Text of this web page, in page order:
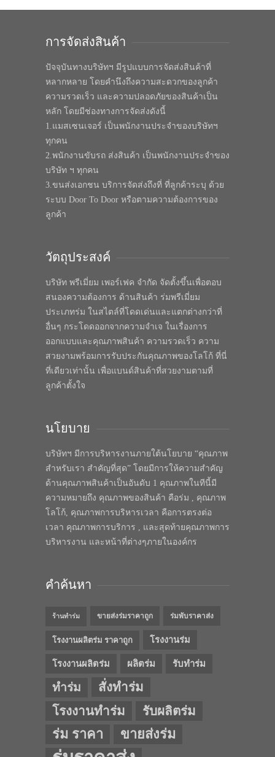
การจัดส่งสินค้า
ปัจจุบันทางบริษัทฯ มีรูปแบบการจัดส่งสินค้าที่
หลากหลาย โดยคำนึงถึงความสะดวกของลูกค้า
ความรวดเร็ว และความปลอดภัยของสินค้าเป็น
หลัก โดยมีช่องทางการจัดส่งดังนี้
1.แมสเซนเจอร์ เป็นพนักงานประจำของบริษัทฯ
ทุกคน
2.พนักงานขับรถ ส่งสินค้า เป็นพนักงานประจำของ
บริษัท ฯ ทุกคน
3.ขนส่งเอกชน บริการจัดส่งถึงที่ ที่ลูกค้าระบุ ด้วย
ระบบ Door To Door หรือตามความต้องการของ
ลูกค้า
วัตถุประสงค์
บริษัท พรีเมี่ยม เพอร์เฟค จำกัด จัดตั้งขึ้นเพื่อตอบ
สนองความต้องการ ด้านสินค้า ร่มพรีเมี่ยม
ประเภทร่ม ในสไตล์ที่โดดเด่นและแตกต่างกว่าที่
อื่นๆ กระโดดออกจากความจำเจ ในเรื่องการ
ออกแบบและคุณภาพสินค้า ความรวดเร็ว ความ
สวยงามพร้อมการรับประกันคุณภาพของโลโก้ ที่นี่
ที่เดียวเท่านั้น เพื่อแบนด์สินค้าที่สวยงามตามที่
ลูกค้าตั้งใจ
นโยบาย
บริษัทฯ มีการบริหารงานภายใต้นโยบาย “คุณภาพ
สำหรับเรา สำคัญที่สุด” โดยมีการให้ความสำคัญ
ด้านคุณภาพสินค้าเป็นอันดับ 1 คุณภาพในทีนี้มี
ความหมายถึง คุณภาพของสินค้า คือร่ม , คุณภาพ
โลโก้, คุณภาพการบริหารเวลา คือการตรงต่อ
เวลา คุณภาพการบริการ , และสุดท้ายคุณภาพการ
บริหารงาน และหน้าที่ต่างๆภายในองค์กร
คำค้นหา
ร้านทำร่ม ขายส่งร่มราคาถูก ร่มพับราคาส่ง
โรงงานผลิตร่ม ราคาถูก โรงงานร่ม
โรงงานผลิตร่ม ผลิตร่ม รับทำร่ม
ทำร่ม
สั่งทำร่ม
โรงงานทำร่ม
รับผลิตร่ม
ร่ม ราคา ขายส่งร่ม